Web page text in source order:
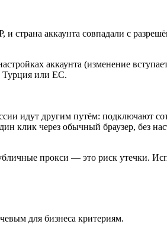
страна аккаунта совпадали с
аккаунта (изменение
Турция или ЕС.
идут другим путём: подключают
клик через обычный браузер, без
прокси — это риск утечки.
для бизнеса критериям.